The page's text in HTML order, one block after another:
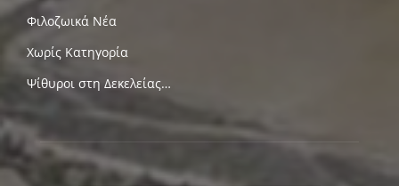
Φιλοζωικά Νέα
Χωρίς Κατηγορία
Ψίθυροι στη Δεκελείας…